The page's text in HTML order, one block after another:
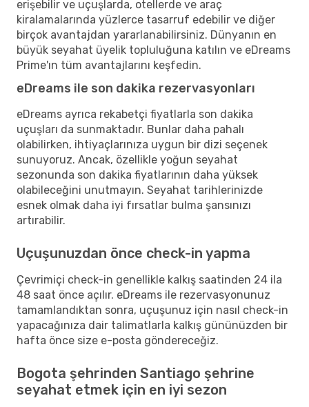
erişebilir ve uçuşlarda, otellerde ve araç
kiralamalarında yüzlerce tasarruf edebilir ve diğer
birçok avantajdan yararlanabilirsiniz. Dünyanın en
büyük seyahat üyelik topluluğuna katılın ve eDreams
Prime'ın tüm avantajlarını keşfedin.
eDreams ile son dakika rezervasyonları
eDreams ayrıca rekabetçi fiyatlarla son dakika
uçuşları da sunmaktadır. Bunlar daha pahalı
olabilirken, ihtiyaçlarınıza uygun bir dizi seçenek
sunuyoruz. Ancak, özellikle yoğun seyahat
sezonunda son dakika fiyatlarının daha yüksek
olabileceğini unutmayın. Seyahat tarihlerinizde
esnek olmak daha iyi fırsatlar bulma şansınızı
artırabilir.
Uçuşunuzdan önce check-in yapma
Çevrimiçi check-in genellikle kalkış saatinden 24 ila
48 saat önce açılır. eDreams ile rezervasyonunuz
tamamlandıktan sonra, uçuşunuz için nasıl check-in
yapacağınıza dair talimatlarla kalkış gününüzden bir
hafta önce size e-posta göndereceğiz.
Bogota şehrinden Santiago şehrine
seyahat etmek için en iyi sezon